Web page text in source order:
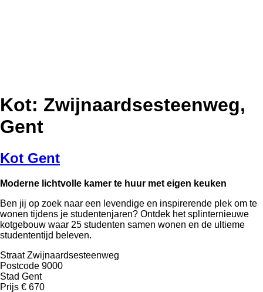
Kot: Zwijnaardsesteenweg,
Gent
Kot Gent
Moderne lichtvolle kamer te huur met eigen keuken
Ben jij op zoek naar een levendige en inspirerende plek om te
wonen tijdens je studentenjaren? Ontdek het splinternieuwe
kotgebouw waar 25 studenten samen wonen en de ultieme
studententijd beleven.
StraatZwijnaardsesteenweg
Postcode 9000
Stad Gent
Prijs € 670